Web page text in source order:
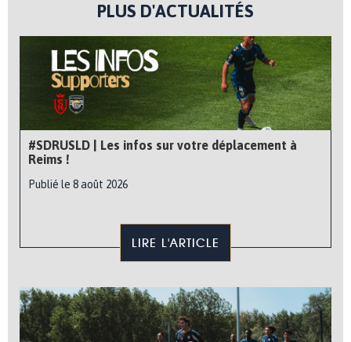
PLUS D'ACTUALITÉS
#SDRUSLD | Les infos sur votre déplacement à
Reims !
Publié le 8 août 2026
LIRE L'ARTICLE